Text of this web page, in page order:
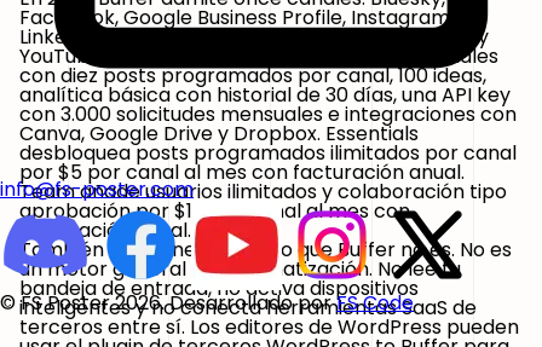
info@fs-poster.com
© FS Poster 2026. Desarrollado porFS Code
Facebook, Google Business Profile, Instagram,
LinkedIn, Mastodon, Pinterest, Threads, TikTok, X y
YouTube. El plan gratuito cubre hasta tres canales
con diez posts programados por canal, 100 ideas,
analítica básica con historial de 30 días, una API key
con 3.000 solicitudes mensuales e integraciones con
Canva, Google Drive y Dropbox. Essentials
desbloquea posts programados ilimitados por canal
por $5 por canal al mes con facturación anual.
Team añade usuarios ilimitados y colaboración tipo
aprobación por $10 por canal al mes con
facturación anual.
También conviene aclarar lo que Buffer no es. No es
un motor general de automatización. No lee tu
bandeja de entrada, no activa dispositivos
inteligentes y no conecta herramientas SaaS de
terceros entre sí. Los editores de WordPress pueden